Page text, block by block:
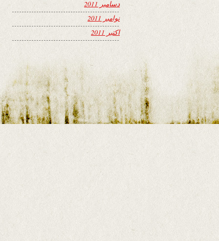
دسامبر 2011
نوامبر 2011
اکتبر 2011